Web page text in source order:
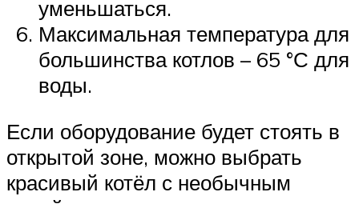
уменьшаться.
Максимальная температура для
большинства котлов – 65 °С для
воды.
Если оборудование будет стоять в
открытой зоне, можно выбрать
красивый котёл с необычным